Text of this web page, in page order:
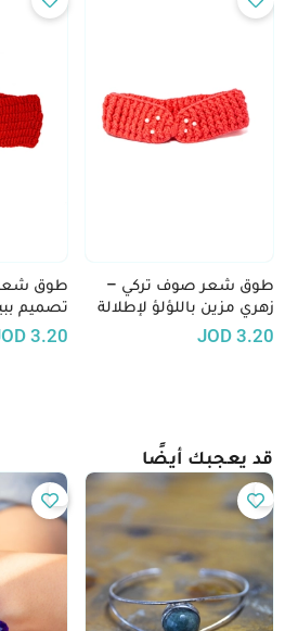
طوق شعر صوف تركي –
زهري مزين باللؤلؤ لإطلالة
أنثوية راقية
3.20
JOD
طوق
تصميم
مع
3.20
قد يعجبك أيضًا